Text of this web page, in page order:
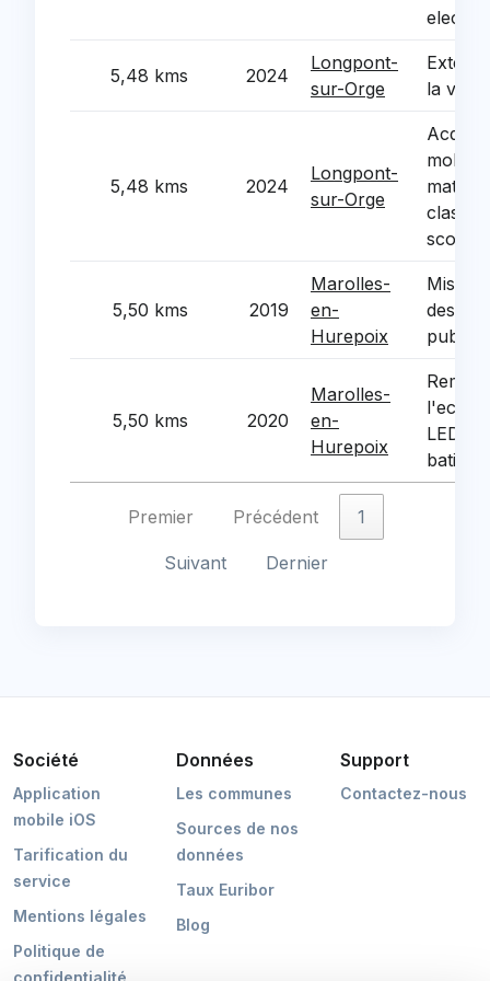
5,48 kms 2024
Longpont-
sur-Orge
la
5,48 kms 2024
Longpont-
sur-Orge
5,50 kms 2019
Marolles-
en-
Hurepoix
Mise
des
publics
5,50 kms 2020
Marolles-
en-
Hurepoix
LED
Premier Précédent 1
Suivant Dernier
Société
Application
mobile iOS
Tarification du
service
Mentions légales
Politique de
Données
Les communes
Sources de nos
données
Taux Euribor
Blog
Support
Contactez-nous